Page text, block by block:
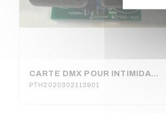
CARTE DMX POUR INTIMIDATOR BEAM LED 350 CHAUVET
PTH2020302113901